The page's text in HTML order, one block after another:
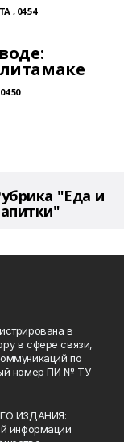
, 04:54
"Еда и
в
в сфере связи,
по
номер ПИ № ТУ
ИЗДАНИЯ:
информации